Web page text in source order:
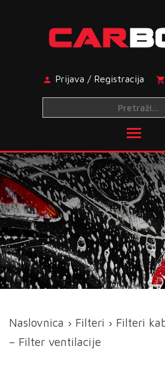
Prijava / Registracija
Naslovnica › Filteri › Filteri
– Filter ventilacije